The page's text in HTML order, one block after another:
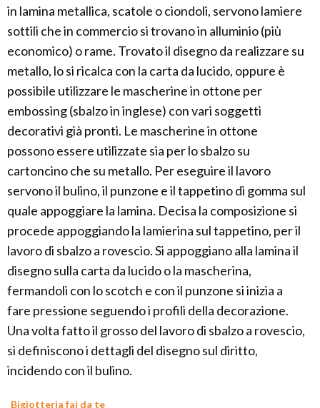
in lamina metallica, scatole o ciondoli, servono lamiere
sottili che in commercio si trovano in alluminio (più
economico) o rame. Trovato il disegno da realizzare su
metallo, lo si ricalca con la carta da lucido, oppure è
possibile utilizzare le mascherine in ottone per
embossing (sbalzo in inglese) con vari soggetti
decorativi già pronti. Le mascherine in ottone
possono essere utilizzate sia per lo sbalzo su
cartoncino che su metallo. Per eseguire il lavoro
servono il bulino, il punzone e il tappetino di gomma sul
quale appoggiare la lamina. Decisa la composizione si
procede appoggiando la lamierina sul tappetino, per il
lavoro di sbalzo a rovescio. Si appoggiano alla lamina il
disegno sulla carta da lucido o la mascherina,
fermandoli con lo scotch e con il punzone si inizia a
fare pressione seguendo i profili della decorazione.
Una volta fatto il grosso del lavoro di sbalzo a rovescio,
si definiscono i dettagli del disegno sul diritto,
incidendo con il bulino.
Bigiotteria fai da te